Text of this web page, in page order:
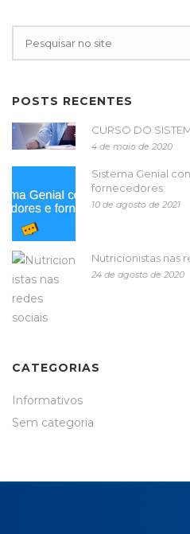
POSTS RECENTES
CURSO DO
4 de maio de 2020
Sistema Genial
fornecedores
10 de agosto de 2021
Nutricionistas nas
24 de agosto de 2020
CATEGORIAS
Informativos
Sem categoria